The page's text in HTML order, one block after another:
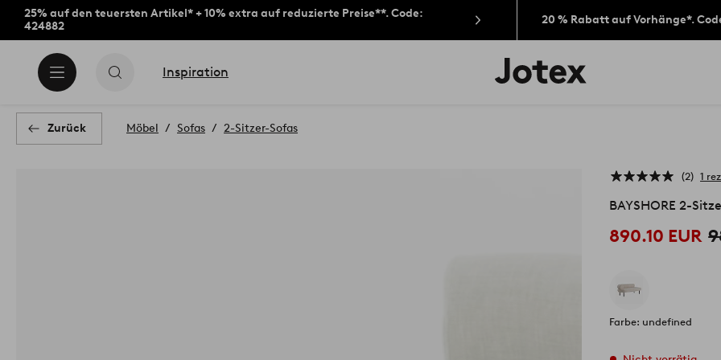
25% auf den teuersten Artikel* + 10% extra auf reduzierte Preise**. Code:
424882
20 % Rabatt auf Vorhänge*.
Inspiration
Jotex-
Logo
Zurück Möbel Sofas 2-Sitzer-Sofas
2 1
BAYSHORE 2-
890.10 EUR
Farbe: undefined